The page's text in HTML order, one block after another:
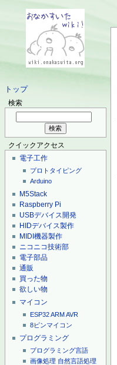
トップ
検索
クイックアクセス
電子工作
プロトタイピング
Arduino
M5Stack
Raspberry Pi
USBデバイス開発
HIDデバイス製作
MIDI機器製作
ニコニコ技術部
電子部品
通販
買った物
欲しい物
マイコン
ESP32ARMAVR
8ピンマイコン
プログラミング
プログラミング言語
画像処理 自然言語処理